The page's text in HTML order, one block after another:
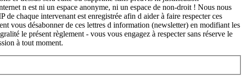
n est ni un espace anonyme, ni un espace de non-droit ! Nous nous
chaque intervenant est enregistrée afin d aider à faire respecter ces
vous désabonner de ces lettres d information (newsletter) en modifiant les
le présent règlement - vous vous engagez à respecter sans réserve le
à tout moment.